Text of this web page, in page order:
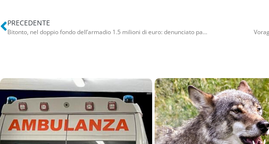
PRECEDENTE
Bitonto, nel doppio fondo dell’armadio 1.5 milioni di euro: denunciato parente del boss Domenico Conte